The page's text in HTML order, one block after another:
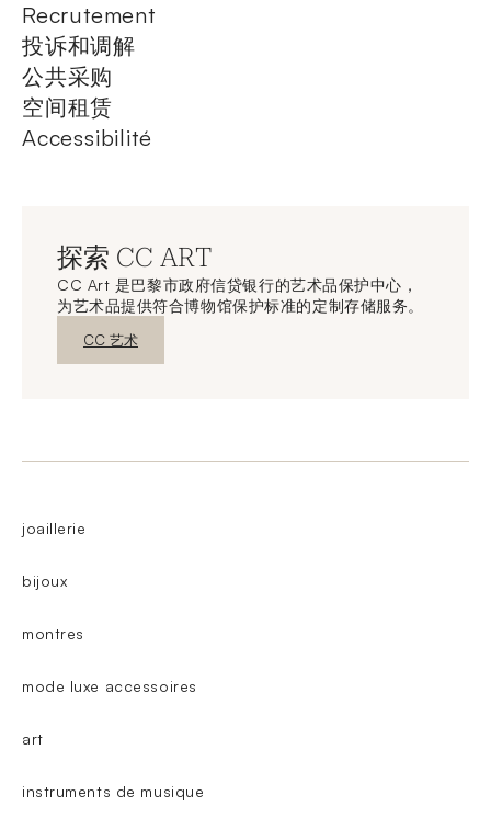
Recrutement
投诉和调解
公共采购
空间租赁
Accessibilité
探索 CC ART
CC Art 是巴黎市政府信贷银行的艺术品保护中心，
为艺术品提供符合博物馆保护标准的定制存储服务。
新窗口发现
CC 艺术
joaillerie
bijoux
montres
mode luxe accessoires
art
instruments de musique